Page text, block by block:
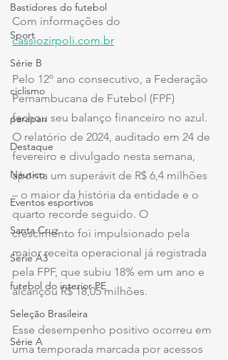
Bastidores do futebol
Sport
Série B
ciclismo
parapan
Destaque
Náutico
Eventos esportivos
Santa Cruz
Série A3
futebol do interior PE
Seleção Brasileira
Série A
Com informações do
cassiozirpoli.com.br
Pelo 12º ano consecutivo, a Federação
Pernambucana de Futebol (FPF)
fechou seu balanço financeiro no azul.
O relatório de 2024, auditado em 24 de
fevereiro e divulgado nesta semana,
aponta um superávit de R$ 6,4 milhões
– o maior da história da entidade e o
quarto recorde seguido. O
crescimento foi impulsionado pela
maior receita operacional já registrada
pela FPF, que subiu 18% em um ano e
alcançou R$ 18,05 milhões.
Esse desempenho positivo ocorreu em
uma temporada marcada por acessos